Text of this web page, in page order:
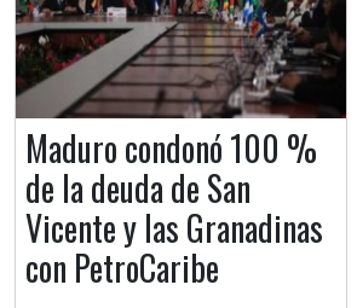
Maduro condonó 100 %
de la deuda de San
Vicente y las Granadinas
con PetroCaribe